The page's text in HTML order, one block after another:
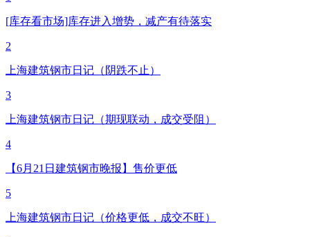
[库存看市场]库存进入增势，减产有待落实
2
上海建筑钢市日记（阴跌不止）
3
上海建筑钢市日记（期现联动，成交受阻）
4
【6月21日建筑钢市晚报】售价更低
5
上海建筑钢市日记（价格更低，成交不旺）